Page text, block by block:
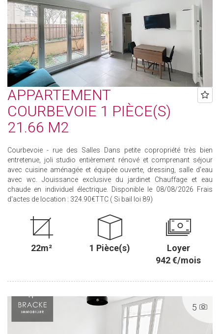
APPARTEMENT
COURBEVOIE 1 PIÈCE(S)
21.66 M2
Courbevoie - rue des Salles Dans petite copropriété très bien
entretenue, joli studio entièrement rénové et comprenant séjour
avec cuisine aménagée et équipée ouverte, dressing, salle d'eau
avec wc. Jouissance exclusive du jardinet Chauffage et eau
chaude en individuel électrique. Disponible le 08/08/2026 Frais
d'actes de location : 324.90€TTC ( Si bail loi 89)
22m² 1 Pièce(s)
Loyer
942 €/mois
5